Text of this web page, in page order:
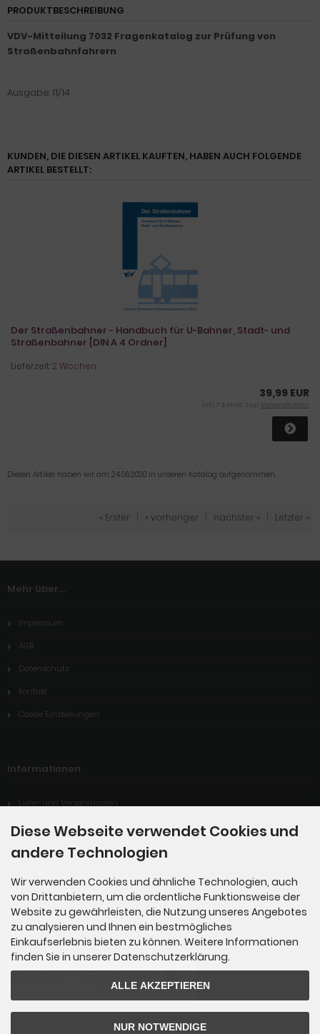
PRODUKTBESCHREIBUNG
VDV-Mitteilung 7032 Fragenkatalog zur Prüfung von
Straßenbahnfahrern
Ausgabe: 11/14
KUNDEN, DIE DIESEN ARTIKEL KAUFTEN, HABEN AUCH FOLGENDE
ARTIKEL BESTELLT:
Der Straßenbahner - Handbuch für U-Bahner, Stadt- und
Straßenbahner [DIN A 4 Ordner]
Lieferzeit:2 Wochen
39,99 EUR
inkl. 7 % MwSt. zzgl. Versandkosten
Diesen Artikel haben wir am 24.06.2020 in unseren Katalog aufgenommen.
« Erster « vorheriger nächster » Letzter »
Mehr über...
Impressum
AGB
Datenschutz
Kontakt
Cookie Einstellungen
Informationen
Liefer-und Versandkosten
Widerrufsrecht
Digitales Produkt: Wie kann ich mein gekauftes Produkt herunterladen?
Zahlungsmethoden
Diese Webseite verwendet Cookies und
andere Technologien
Wir verwenden Cookies und ähnliche Technologien, auch
von Drittanbietern, um die ordentliche Funktionsweise der
Website zu gewährleisten, die Nutzung unseres Angebotes
zu analysieren und Ihnen ein bestmögliches
Einkaufserlebnis bieten zu können. Weitere Informationen
finden Sie in unserer Datenschutzerklärung.
ALLE AKZEPTIEREN
NUR NOTWENDIGE